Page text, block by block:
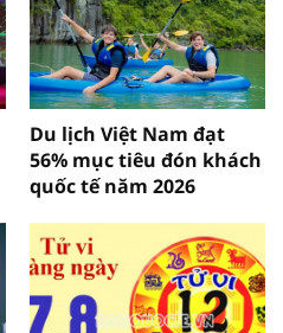
Du lịch Việt Nam đạt
56% mục tiêu đón khách
quốc tế năm 2026